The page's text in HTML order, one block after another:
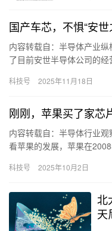
国产车芯，不惧“安世
内容转载自：半导体产业
了目前安世半导体公司的
科技号 2025年11月18日
刚刚，苹果买了家芯
内容转载自：半导体行业
看苹果的发展，苹果在
科技号 2025年10月2日
北
天